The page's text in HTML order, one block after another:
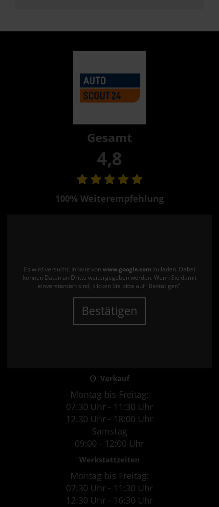
Gesamt
4,8
100% Weiterempfehlung
Es wird versucht, Inhalte von www.google.com zu laden. Dabei
können Daten an Dritte weitergegeben werden. Wenn Sie damit
einverstanden sind, klicken Sie bitte auf "Bestätigen".
Bestätigen
Verkauf
Montag bis Freitag:
07:30 Uhr - 11:30 Uhr
12:30 Uhr - 18:00 Uhr
Samstag
09:00 - 12:00 Uhr
Werkstattzeiten
Montag bis Freitag:
07:30 Uhr - 11:30 Uhr
12:30 Uhr - 16:30 Uhr